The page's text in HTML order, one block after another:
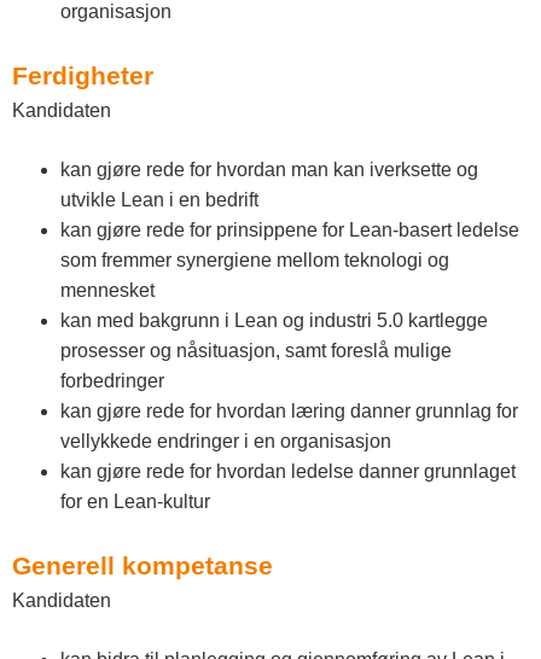
organisasjon
Ferdigheter
Kandidaten
kan gjøre rede for hvordan man kan iverksette og
utvikle Lean i en bedrift
kan gjøre rede for prinsippene for Lean-basert ledelse
som fremmer synergiene mellom teknologi og
mennesket
kan med bakgrunn i Lean og industri 5.0 kartlegge
prosesser og nåsituasjon, samt foreslå mulige
forbedringer
kan gjøre rede for hvordan læring danner grunnlag for
vellykkede endringer i en organisasjon
kan gjøre rede for hvordan ledelse danner grunnlaget
for en Lean-kultur
Generell kompetanse
Kandidaten